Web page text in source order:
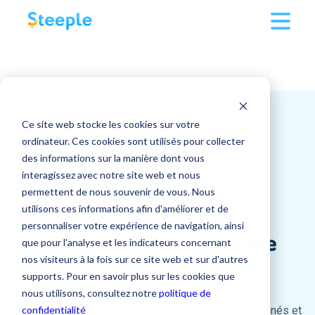
Ce site web stocke les cookies sur votre
ordinateur. Ces cookies sont utilisés pour collecter
des informations sur la manière dont vous
interagissez avec notre site web et nous
permettent de nous souvenir de vous. Nous
utilisons ces informations afin d'améliorer et de
personnaliser votre expérience de navigation, ainsi
que pour l'analyse et les indicateurs concernant
nos visiteurs à la fois sur ce site web et sur d'autres
supports. Pour en savoir plus sur les cookies que
nous utilisons, consultez notrepolitique de
confidentialité
Écran tactile
Application mobile
Version desktop
Applications
Publications
Secteurs d'activité
Grande Distribution
BTP
Transport et Logistique
Industrie
➝ Tous les secteurs d'activité
Ressources
Nos conseils pour une communication interne
optimale
🚀 Centre d'accompagnement
👨‍🍳 Nos recettes de communication interne
📁 Nos contenus téléchargeables
Tarifs
Tarifs
🪙 Tarifs
💰 Simulez votre ROI
Entreprise
L'entreprise
Qui sommes-nous ?
Se connecter
Contacter notre équipe
Quisommes-nous?
Steeple:une passion, une
mission, une vision !
Steepleréunit des femmes et des hommes passionnés et